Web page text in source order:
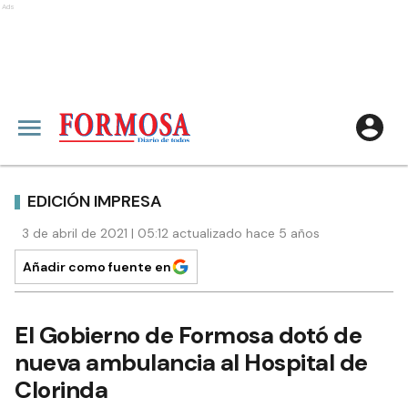
Ads
EDICIÓN IMPRESA
3 de abril de 2021 | 05:12 actualizado hace 5 años
Añadir como fuente en
El Gobierno de Formosa dotó de
nueva ambulancia al Hospital de
Clorinda